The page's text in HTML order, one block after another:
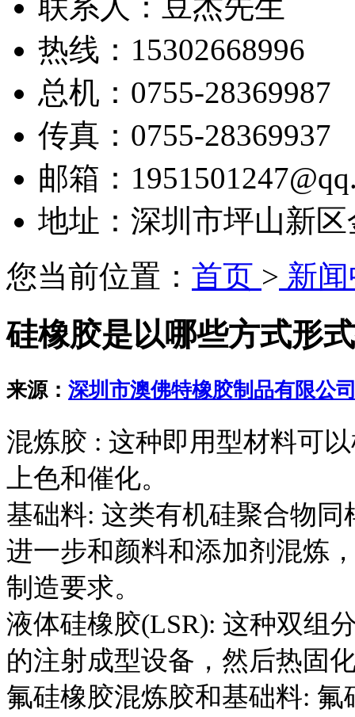
热线：15302668996
总机：0755-28369987
传真：0755-28369937
邮箱：
地址：深圳市坪山新
您当前位置： 首页 > 新
硅橡胶是以哪些方式形
来源： 深圳市澳佛特橡胶制品有限公
混炼胶 : 这种即用型材料可
上色和催化。
基础料: 这类有机硅聚合物
进一步和颜料和添加剂混炼
制造要求。
液体硅橡胶(LSR): 这种双组
的注射成型设备，然后热固
氟硅橡胶混炼胶和基础料: